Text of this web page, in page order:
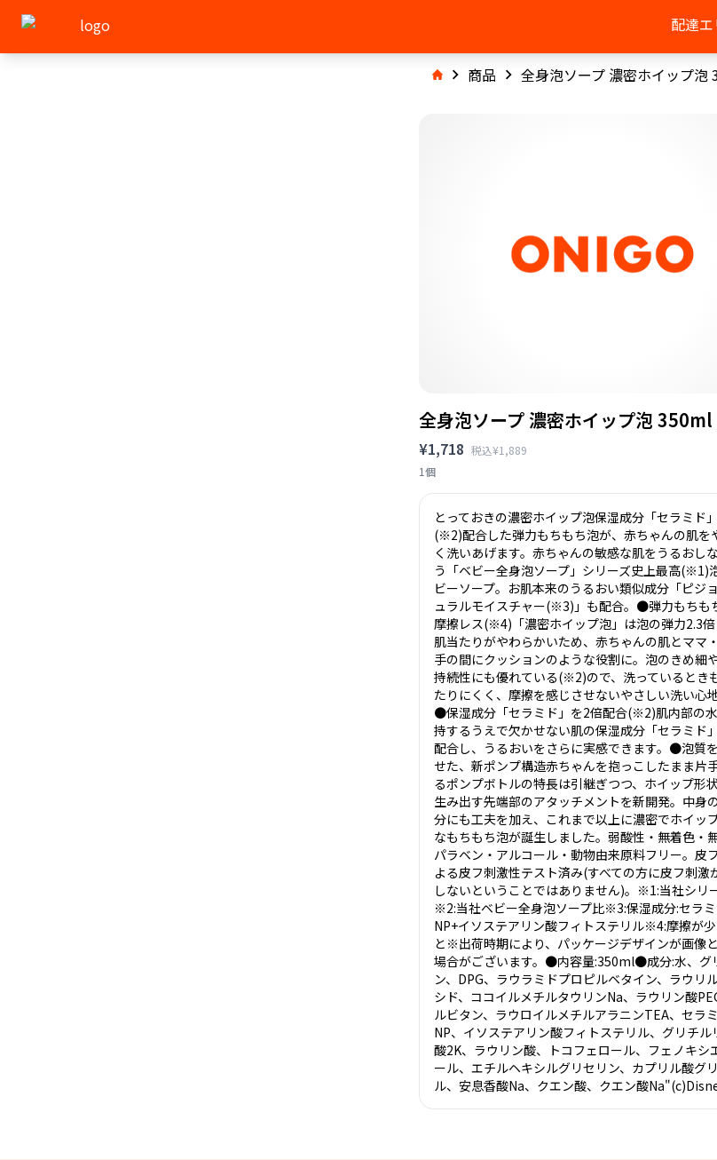
配達
商品 全身泡ソープ 濃密ホイップ泡
全身泡ソープ 濃密ホイップ泡 350ml
¥1,718 税込¥1,889
1個
とっておきの濃密ホイップ泡保湿成分「セラミド
(※2)配合した弾力もちもち泡が、赤ちゃんの肌を
く洗いあげます。赤ちゃんの敏感な肌をうるおし
う「ベビー全身泡ソープ」シリーズ史上最高(※1)
ビーソープ。お肌本来のうるおい類似成分「ピジ
ュラルモイスチャー(※3)」も配合。●弾力もちも
摩擦レス(※4)「濃密ホイップ泡」は泡の弾力2.3
肌当たりがやわらかいため、赤ちゃんの肌とママ
手の間にクッションのような役割に。泡のきめ細
持続性にも優れている(※2)ので、洗っているとき
たりにくく、摩擦を感じさせないやさしい洗い心地
●保湿成分「セラミド」を2倍配合(※2)肌内部の
持するうえで欠かせない肌の保湿成分「セラミド
配合し、うるおいをさらに実感できます。●泡質
せた、新ポンプ構造赤ちゃんを抱っこしたまま片
るポンプボトルの特長は引継ぎつつ、ホイップ形
生み出す先端部のアタッチメントを新開発。中身
分にも工夫を加え、これまで以上に濃密でホイッ
なもちもち泡が誕生しました。弱酸性・無着色・無
パラベン・アルコール・動物由来原料フリー。皮
よる皮フ刺激性テスト済み(すべての方に皮フ刺激
しないということではありません)。※1:当社シリ
※2:当社ベビー全身泡ソープ比※3:保湿成分:セラ
NP+イソステアリン酸フィトステリル※4:摩擦が
と※出荷時期により、パッケージデザインが画像
場合がございます。●内容量:350ml●成分:水、グ
ン、DPG、ラウラミドプロピルベタイン、ラウリ
シド、ココイルメチルタウリンNa、ラウリン酸
ルビタン、ラウロイルメチルアラニンTEA、セラ
NP、イソステアリン酸フィトステリル、グリチル
酸2K、ラウリン酸、トコフェロール、フェノキシ
ール、エチルヘキシルグリセリン、カプリル酸グ
ル、安息香酸Na、クエン酸、クエン酸